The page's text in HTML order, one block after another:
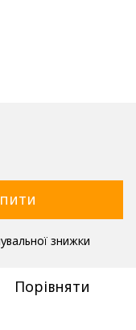
знижки
Порівняти